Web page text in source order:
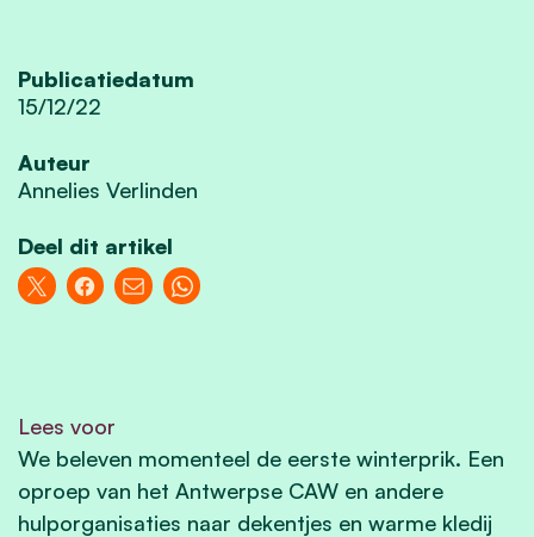
Publicatiedatum
15/12/22
Auteur
Annelies Verlinden
Deel dit artikel
Lees voor
We beleven momenteel de eerste winterprik. Een
oproep van het Antwerpse CAW en andere
hulporganisaties naar dekentjes en warme kledij